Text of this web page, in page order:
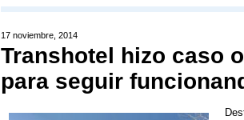
17 noviembre, 2014
Transhotel hizo caso
para seguir